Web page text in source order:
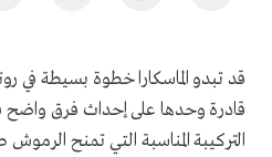
قد تبدو الماسكارا خطوة بسيطة في
قادرة وحدها على إحداث فرق واضح
التركيبة المناسبة التي تمنح